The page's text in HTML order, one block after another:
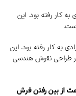
کار رفته بود. این
به کار رفته بود. این
طراحی نقوش هندسی
در سال 626 میلادی، باعث از بین رفتن فرش